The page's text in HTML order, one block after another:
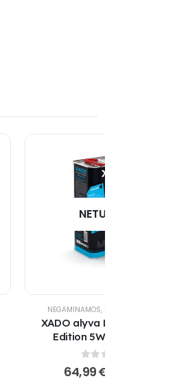
NETURIME
NEGAMINAMOS,XADO-NUOLAIDA
XADO alyva LX AMC Black
Edition 5W-40 SM/CF
0out of 5
64,99€